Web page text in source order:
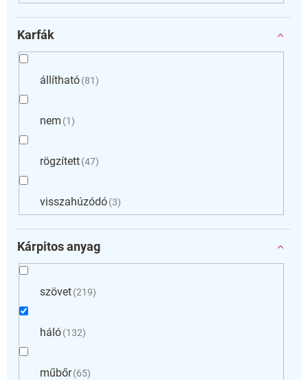
Karfák
állítható 81
nem 1
rögzített 47
visszahúzódó 3
Kárpitos anyag
szövet 219
háló 132
műbőr 65